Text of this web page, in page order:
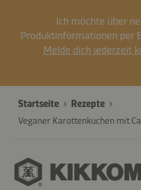
Ich möchte über
Produktinformationen per
Melde dich jederzeit
Startseite
Rezepte
Veganer Karottenkuchen mit